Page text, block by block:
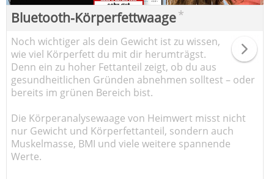
Bluetooth-Körperfettwaage*
Noch wichtiger als dein Gewicht ist zu wissen,
wie viel Körperfett du mit dir herumträgst.
Denn ein zu hoher Fettanteil zeigt, ob du aus
gesundheitlichen Gründen abnehmen solltest – oder
bereits im grünen Bereich bist.
Die Körperanalysewaage von Heimwert misst nicht
nur Gewicht und Körperfettanteil, sondern auch
Muskelmasse, BMI und viele weitere spannende
Werte.